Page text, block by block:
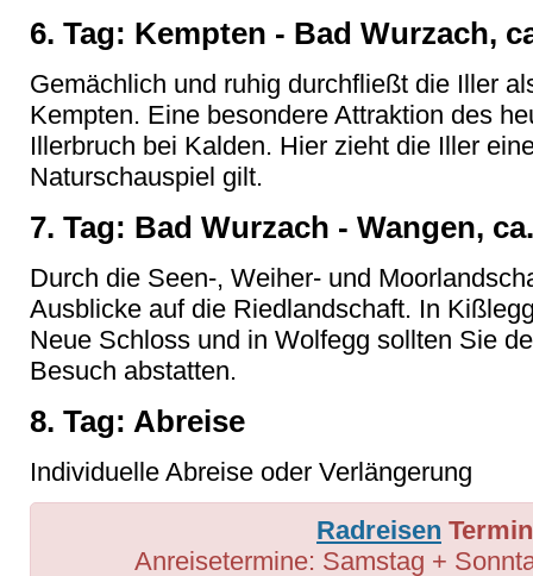
6. Tag: Kempten - Bad Wurzach,
Gemächlich und ruhig durchfließt die Iller
Kempten. Eine besondere Attraktion des
Illerbruch bei Kalden. Hier zieht die Iller
Naturschauspiel gilt.
7. Tag: Bad Wurzach - Wangen,
Durch die Seen-, Weiher- und
Ausblicke auf die Riedlandschaft. In
Neue Schloss und in Wolfegg sollten Sie
Besuch abstatten.
8. Tag: Abreise
Individuelle Abreise oder Verlängerung
Radreisen
Anreisetermine: Samstag +